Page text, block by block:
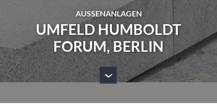
AUSSENANLAGEN
UMFELD HUMBOLDT
FORUM, BERLIN
›